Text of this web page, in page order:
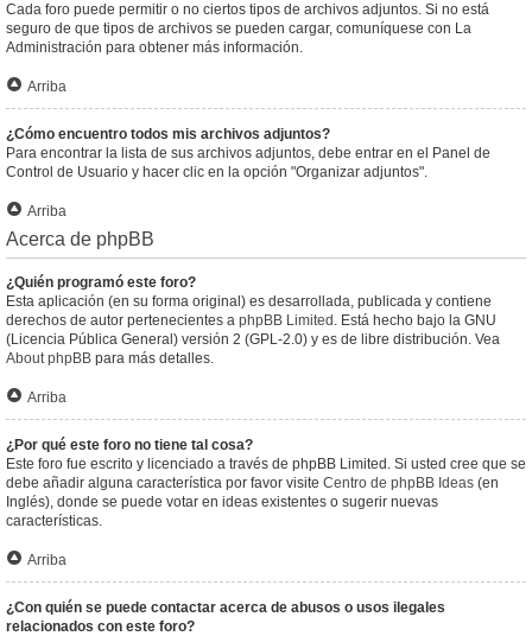
Cada foro puede permitir o no ciertos tipos de archivos adjuntos. Si no está
seguro de que tipos de archivos se pueden cargar, comuníquese con La
Administración para obtener más información.
Arriba
¿Cómo encuentro todos mis archivos adjuntos?
Para encontrar la lista de sus archivos adjuntos, debe entrar en el Panel de
Control de Usuario y hacer clic en la opción "Organizar adjuntos".
Arriba
Acerca de phpBB
¿Quién programó este foro?
Esta aplicación (en su forma original) es desarrollada, publicada y contiene
derechos de autor pertenecientes a phpBB Limited . Está hecho bajo la GNU
(Licencia Pública General) versión 2 (GPL-2.0) y es de libre distribución. Vea
About phpBB para más detalles.
Arriba
¿Por qué este foro no tiene tal cosa?
Este foro fue escrito y licenciado a través de phpBB Limited. Si usted cree que se
debe añadir alguna característica por favor visite Centro de phpBB Ideas (en
Inglés), donde se puede votar en ideas existentes o sugerir nuevas
características.
Arriba
¿Con quién se puede contactar acerca de abusos o usos ilegales
relacionados con este foro?